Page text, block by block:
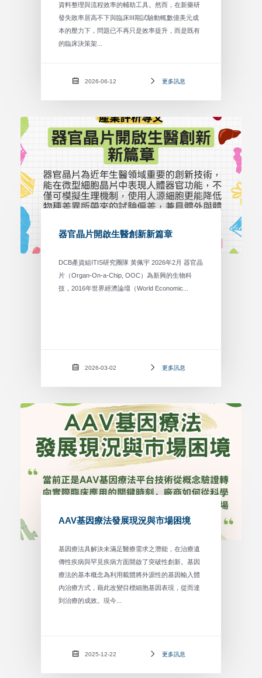
資料整理與流程效率的輔助工具。然而，在新藥研
發失敗率居高不下與臨床III期試驗動輒數億美元成
本的壓力下，問題已不再只是效率提升，而是既有
的臨床決策架...
2026-06-12 更多訊息
器官晶片開啟生醫創新新篇章
DCB產資組ITIS研究團隊 黃佩宇 2026年2月 器官晶
片（Organ-On-a-Chip, OOC）為新興的生物科
技，2016年世界經濟論壇（World Economic...
2026-03-02 更多訊息
AAV基因療法發展現況與市場困境
基因療法具解決未滿足醫療需求之潛能，在治療遺
傳性疾病與罕見疾病方面開啟了突破性創新。基因
療法的基本概念為利用載體將外源性的基因輸入體
內治療方式，藉此改變目標細胞基因表現，從而達
到治療的成效。現今...
2025-12-22 更多訊息